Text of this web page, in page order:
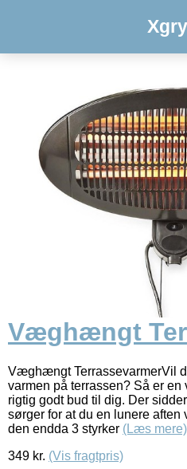
Væghængt
Væghængt TerrassevarmerVil
varmen på terrassen? Så er
rigtig godt bud til dig. Der
sørger for at du en lunere aften
den endda 3 styrker (Læs mere)
349 kr. (Vis fragtpris)